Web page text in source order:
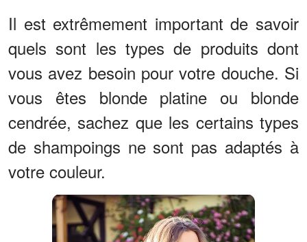
Il est extrêmement important de savoir
quels sont les types de produits dont
vous avez besoin pour votre douche. Si
vous êtes blonde platine ou blonde
cendrée, sachez que les certains types
de shampoings ne sont pas adaptés à
votre couleur.